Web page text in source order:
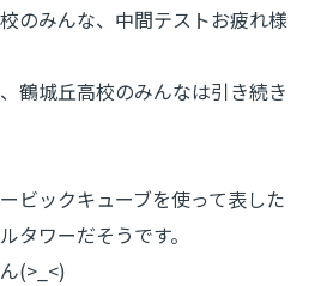
のみんな、中間テストお疲れ様
鶴城丘高校のみんなは引き続き
ビックキューブを使って表した
タワーだそうです。
(>_<)